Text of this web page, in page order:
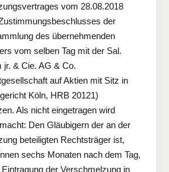
vom 28.08.2018
der
des übernehmenden
vom selben Tag mit der Sal.
jr. & Cie. AG & Co.
auf Aktien mit Sitz in
Köln, HRB 20121)
Als nicht eingetragen wird
Den Gläubigern der an der
beteiligten Rechtsträger ist,
sechs Monaten nach dem Tag,
der Verschmelzung in